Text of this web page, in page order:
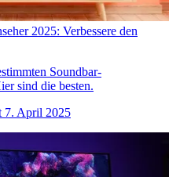
2025: Verbessere den
Soundbar-
sind die besten.
7. April 2025